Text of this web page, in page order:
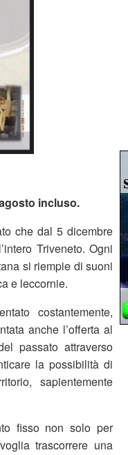
incluso.
che dal 5 dicembre
Triveneto. Ogni
si riempie di suoni
e leccornie.
costantemente,
anche l’offerta al
passato attraverso
la possibilità di
sapientemente
fisso non solo per
trascorrere una